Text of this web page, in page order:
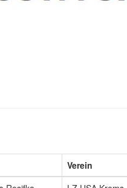
Verein